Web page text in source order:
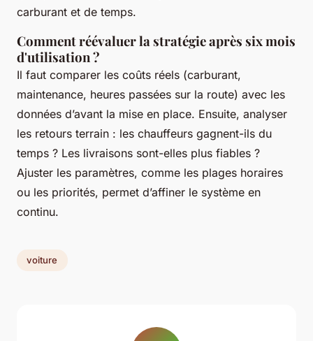
carburant et de temps.
Comment réévaluer la stratégie après six mois
d'utilisation ?
Il faut comparer les coûts réels (carburant,
maintenance, heures passées sur la route) avec les
données d’avant la mise en place. Ensuite, analyser
les retours terrain : les chauffeurs gagnent-ils du
temps ? Les livraisons sont-elles plus fiables ?
Ajuster les paramètres, comme les plages horaires
ou les priorités, permet d’affiner le système en
continu.
voiture